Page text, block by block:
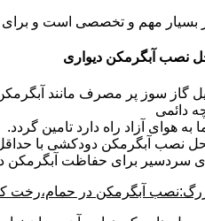
بسیار مهم و تخصصی است و برای
نصب آبگرمکن دیواری
دائمی
به هوای آزاد راه دارد تامین گردد.
آبگرمکن دودکشی با حداقل قطر 150 میلیمتر تعبیه
سردسیر برای حفاظت آبگرمکن
آبگرمکن در حمام،رخت